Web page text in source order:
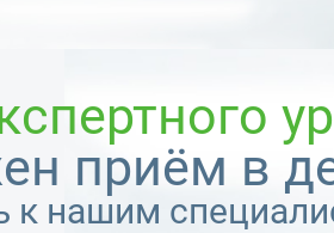
приём в
к нашим